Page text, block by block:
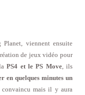
viennent ensuite
de jeux vidéo pour
PS4 et le PS Move, ils
en quelques minutes un
mais il y aura